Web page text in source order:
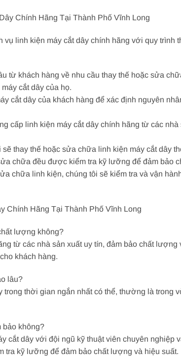
Chính Hãng Tại Thành Phố Vĩnh Long
vụ linh kiện máy cắt dây chính hãng với quy
từ khách hàng về nhu cầu thay thế hoặc sửa
cắt dây của họ.
cắt dây của khách hàng để xác định nguyên
cấp linh kiện máy cắt dây chính hãng từ các
thay thế hoặc sửa chữa linh kiện máy cắt dây
chữa đều được kiểm tra kỹ lưỡng để đảm bảo
chữa linh kiện, chúng tôi sẽ kiểm tra và vận
Chính Hãng Tại Thành Phố Vĩnh Long
lượng không?
từ các nhà sản xuất uy tín, đảm bảo chất
khách hàng.
lâu?
trong thời gian ngắn nhất có thể, thường là trong
bảo không?
cắt dây với đội ngũ kỹ thuật viên chuyên nghiệp
kỹ lưỡng để đảm bảo chất lượng và hiệu suất.